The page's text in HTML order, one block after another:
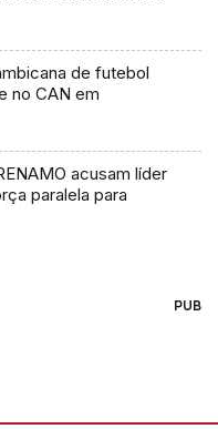
de futebol
no CAN em
acusam líder
paralela para
PUB